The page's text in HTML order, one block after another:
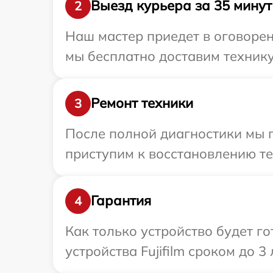
2
Выезд курьера за 35 минут
Наш мастер приедет в
мы бесплатно доставим
3
Ремонт техники
После полной диагностики мы
приступим к восстановлению
4
Гарантия
Как только устройство будет
устройства Fujifilm сроком до 3